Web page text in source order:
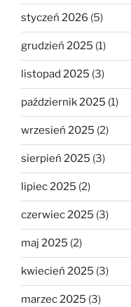
styczeń 2026 (5)
grudzień 2025 (1)
listopad 2025 (3)
październik 2025 (1)
wrzesień 2025 (2)
sierpień 2025 (3)
lipiec 2025 (2)
czerwiec 2025 (3)
maj 2025 (2)
kwiecień 2025 (3)
marzec 2025 (3)